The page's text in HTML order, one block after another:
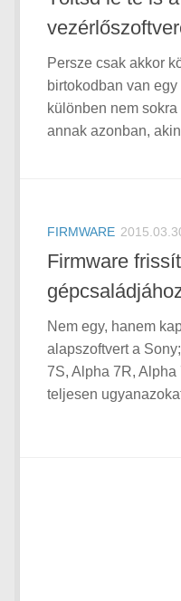
Persze csak akkor
birtokodban van
különben nem
annak azonban,
FIRMWARE
Firmware
Nem egy, hanem
alapszoftvert a
7S, Alpha 7R,
teljesen